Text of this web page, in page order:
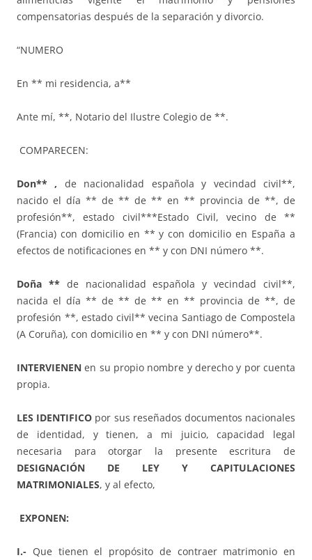
compensatorias después de la separación y divorcio.
“NUMERO
En ** mi residencia, a**
Ante mí, **, Notario del Ilustre Colegio de **.
COMPARECEN:
Don** , de nacionalidad española y vecindad civil**,
nacido el día ** de ** de ** en ** provincia de **, de
profesión**, estado civil***Estado Civil, vecino de **
(Francia) con domicilio en ** y con domicilio en España a
efectos de notificaciones en ** y con DNI número **.
Doña ** de nacionalidad española y vecindad civil**,
nacida el día ** de ** de ** en ** provincia de **, de
profesión **, estado civil** vecina Santiago de Compostela
(A Coruña), con domicilio en ** y con DNI número**.
INTERVIENEN en su propio nombre y derecho y por cuenta
propia.
LES IDENTIFICO por sus reseñados documentos nacionales
de identidad, y tienen, a mi juicio, capacidad legal
necesaria para otorgar la presente escritura de
DESIGNACIÓN DE LEY Y CAPITULACIONES
MATRIMONIALES, y al efecto,
EXPONEN:
I.- Que tienen el propósito de contraer matrimonio en